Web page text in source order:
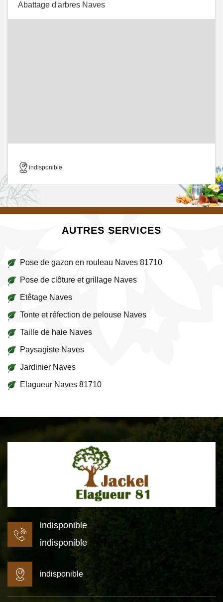
Abattage d'arbres Naves
indisponible
AUTRES SERVICES
Pose de gazon en rouleau Naves 81710
Pose de clôture et grillage Naves
Etêtage Naves
Tonte et réfection de pelouse Naves
Taille de haie Naves
Paysagiste Naves
Jardinier Naves
Elagueur Naves 81710
indisponible
indisponible
indisponible